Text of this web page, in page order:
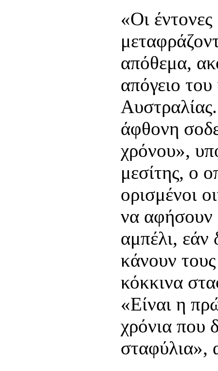
«Οι
απόθεμα,
απόγειο
άφθονη
χρόνου»,
μεσίτης, ο
ορισμένοι
να αφήσουν
αμπέλι, εάν
κάνουν
κόκκινα
«Είναι η
χρόνια που
σταφύλια»,